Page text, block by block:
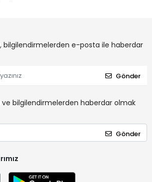
bilgilendirmelerden e-posta ile haberdar
Gönder
bilgilendirmelerden haberdar olmak
Gönder